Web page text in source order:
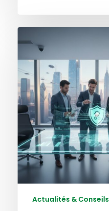
Optimisation
des
Opérations
5
Solutions
logicielles
pour
Agences
de
Sécurité
en
2025
Actualités & Conseils